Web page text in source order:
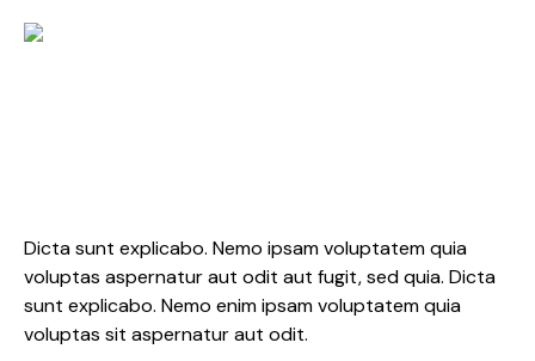
Dicta sunt explicabo. Nemo ipsam voluptatem quia
voluptas aspernatur aut odit aut fugit, sed quia. Dicta
sunt explicabo. Nemo enim ipsam voluptatem quia
voluptas sit aspernatur aut odit.